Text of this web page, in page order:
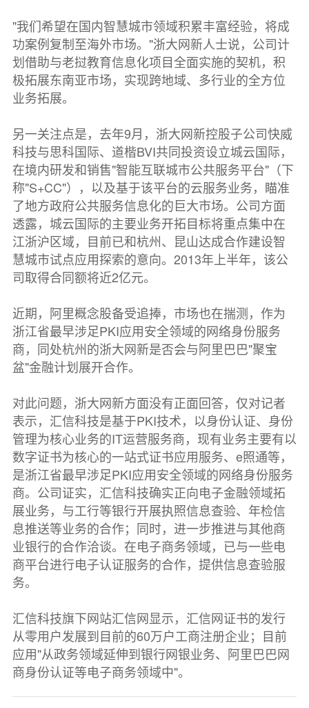
"我们希望在国内智慧城市领域积累丰富经验，将成
功案例复制至海外市场。"浙大网新人士说，公司计
划借助与老挝教育信息化项目全面实施的契机，积
极拓展东南亚市场，实现跨地域、多行业的全方位
业务拓展。
另一关注点是，去年9月，浙大网新控股子公司快威
科技与思科国际、道楷BVI共同投资设立城云国际，
在境内研发和销售"智能互联城市公共服务平台"（下
称"S+CC"），以及基于该平台的云服务业务，瞄准
了地方政府公共服务信息化的巨大市场。公司方面
透露，城云国际的主要业务开拓目标将重点集中在
江浙沪区域，目前已和杭州、昆山达成合作建设智
慧城市试点应用探索的意向。2013年上半年，该公
司取得合同额将近2亿元。
近期，阿里概念股备受追捧，市场也在揣测，作为
浙江省最早涉足PKI应用安全领域的网络身份服务
商，同处杭州的浙大网新是否会与阿里巴巴"聚宝
盆"金融计划展开合作。
对此问题，浙大网新方面没有正面回答，仅对记者
表示，汇信科技是基于PKI技术，以身份认证、身份
管理为核心业务的IT运营服务商，现有业务主要有以
数字证书为核心的一站式证书应用服务、e照通等，
是浙江省最早涉足PKI应用安全领域的网络身份服务
商。公司证实，汇信科技确实正向电子金融领域拓
展业务，与工行等银行开展执照信息查验、年检信
息推送等业务的合作；同时，进一步推进与其他商
业银行的合作洽谈。在电子商务领域，已与一些电
商平台进行电子认证服务的合作，提供信息查验服
务。
汇信科技旗下网站汇信网显示，汇信网证书的发行
从零用户发展到目前的60万户工商注册企业；目前
应用"从政务领域延伸到银行网银业务、阿里巴巴网
商身份认证等电子商务领域中"。